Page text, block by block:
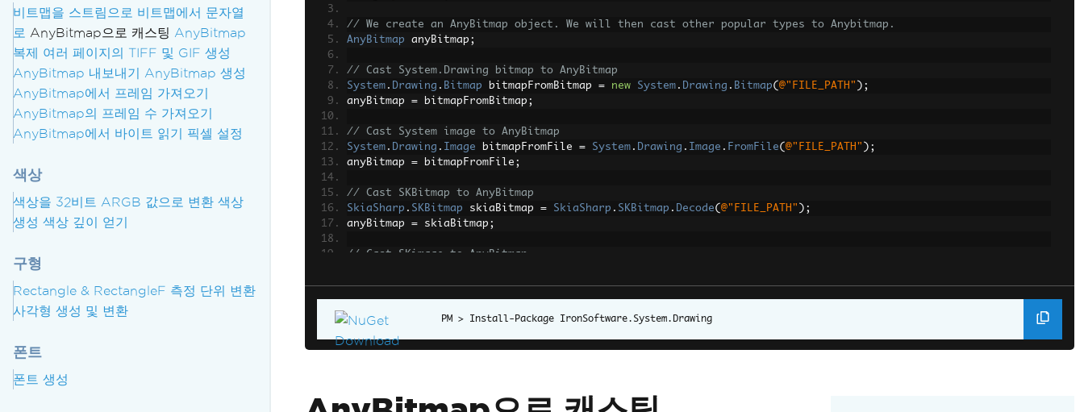
비트맵을 스트림으로 비트맵에서 문자열
로 AnyBitmap으로 캐스팅 AnyBitmap
복제 여러 페이지의 TIFF 및 GIF 생성
AnyBitmap 내보내기 AnyBitmap 생성
AnyBitmap에서 프레임 가져오기
AnyBitmap의 프레임 수 가져오기
AnyBitmap에서 바이트 읽기 픽셀 설정
색상
색상을 32비트 ARGB 값으로 변환 색상
생성 색상 깊이 얻기
구형
Rectangle & RectangleF 측정 단위 변환
사각형 생성 및 변환
폰트
폰트 생성
// We create an AnyBitmap object. We will then cast other popular types to Anybitmap.
AnyBitmap anyBitmap ;
// Cast System.Drawing bitmap to AnyBitmap
System . Drawing . Bitmap bitmapFromBitmap = new System . Drawing . Bitmap( @"FILE_PATH" );
anyBitmap = bitmapFromBitmap ;
// Cast System image to AnyBitmap
System . Drawing . Image bitmapFromFile = System . Drawing . Image . FromFile( @"FILE_PATH" );
anyBitmap = bitmapFromFile ;
// Cast SKBitmap to AnyBitmap
SkiaSharp . SKBitmap skiaBitmap = SkiaSharp . SKBitmap . Decode( @"FILE_PATH" );
anyBitmap = skiaBitmap ;
// Cast SKimage to AnyBitmap
anyBitmap = skiaImage;
// Cast SixLabors Image to AnyBitmap
SixLabors
byte
[] imageAsBytes = File. ReadAllBytes (@"FILE_PATH"
Install-Package IronSoftware.System.Drawing